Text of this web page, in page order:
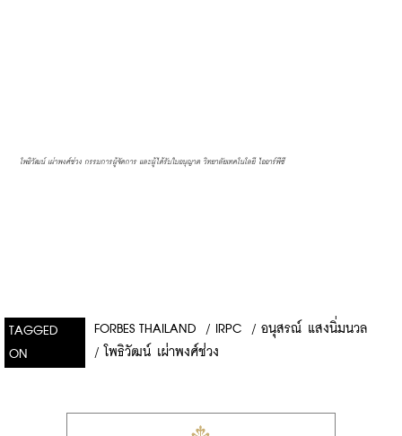
โพธิวัฒน์ เผ่าพงศ์ช่วง กรรมการผู้จัดการ และผู้ได้รับใบอนุญาต วิทยาลัยเทคโนโลยี ไออาร์พีซี
TAGGED
ON
FORBES THAILAND / IRPC / อนุสรณ์ แสงนิ่มนวล
/ โพธิวัฒน์ เผ่าพงศ์ช่วง